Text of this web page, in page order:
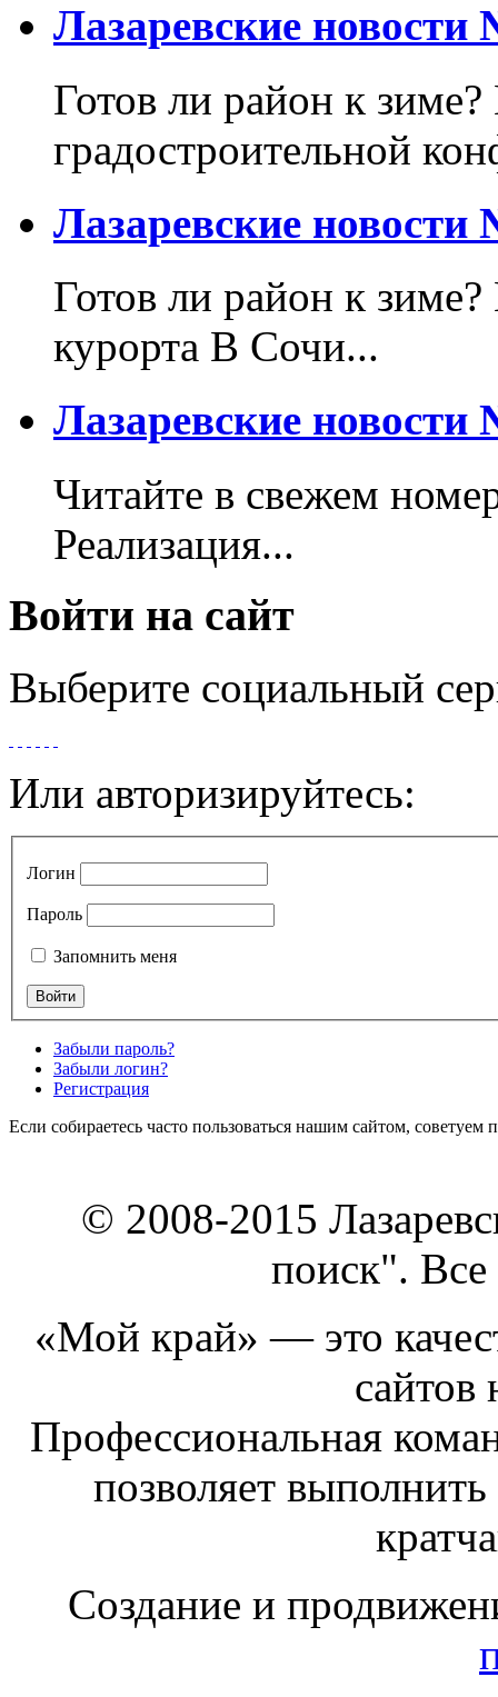
Лазаревские новости
Готов ли район к зиме?
градостроительной
Лазаревские новости
Готов ли район к
курорта В Сочи...
Лазаревские новости
Читайте в свежем
Реализация...
Войти на сайт
Выберите социальный
Или авторизируйтесь:
Логин
Пароль
Запомнить меня
Забыли пароль?
Забыли логин?
Регистрация
Если собираетесь часто пользоваться нашим сайтом, советуем
© 2008-2015
поиск".
«Мой край» — это
сайтов
Профессиональная
позволяет
Создание и